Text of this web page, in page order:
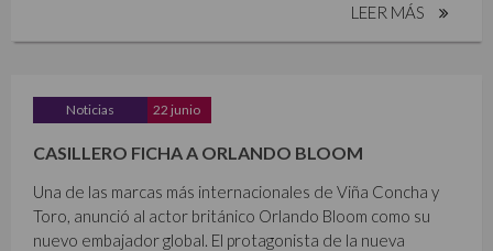
LEER MÁS
Noticias 22 junio
CASILLERO FICHA A ORLANDO BLOOM
Una de las marcas más internacionales de Viña Concha y
Toro, anunció al actor británico Orlando Bloom como su
nuevo embajador global. El protagonista de la nueva